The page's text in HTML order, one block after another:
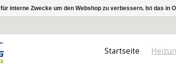
Startseite
interne Zwecke um den Webshop zu verbessern. Ist das in